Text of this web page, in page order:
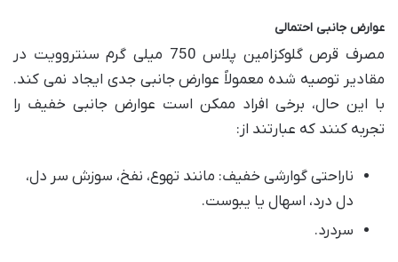
عوارض جانبی احتمالی
مصرف قرص گلوکزامین پلاس 750 میلی گرم سنتروویت در
مقادیر توصیه شده معمولاً عوارض جانبی جدی ایجاد نمی کند.
با این حال، برخی افراد ممکن است عوارض جانبی خفیف را
تجربه کنند که عبارتند از:
ناراحتی گوارشی خفیف: مانند تهوع، نفخ، سوزش سر دل،
دل درد، اسهال یا یبوست.
سردرد.